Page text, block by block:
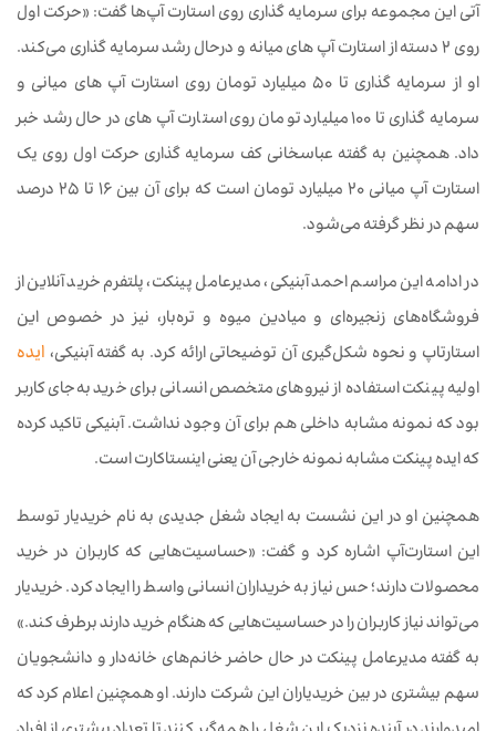
آتی این مجموعه برای سرمایه گذاری روی استارت آپ‌ها گفت: «حرکت اول
روی ۲ دسته از استارت ‌آپ های میانه و درحال رشد سرمایه گذاری می‌کند.
او از سرمایه گذاری تا ۵۰ میلیارد تومان روی استارت آپ های میانی و
سرمایه گذاری تا ۱۰۰ میلیارد تومان روی استارت آپ های در حال رشد خبر
داد. همچنین به گفته عباسخانی کف سرمایه گذاری حرکت اول روی یک
استارت آپ میانی ۲۰ میلیارد تومان است که برای آن بین ۱۶ تا ۲۵ درصد
سهم در نظر گرفته می‌شود.
در ادامه این مراسم احمد آبنیکی، مدیرعامل پینکت، پلتفرم خرید آنلاین از
فروشگاه‌های زنجیره‌ای و میادین میوه و تره‌بار، نیز در خصوص این
استارتاپ و نحوه شکل‌گیری آن توضیحاتی ارائه کرد. به گفته آبنیکی، ایده
اولیه پینکت استفاده از نیروهای متخصص انسانی برای خرید به‌جای کاربر
بود که نمونه مشابه داخلی هم برای آن وجود نداشت. آبنیکی تاکید کرده
که ایده پینکت مشابه نمونه خارجی آن یعنی اینستاکارت است.
همچنین او در این نشست به ایجاد شغل جدیدی به نام خریدیار توسط
این استار‌ت‌آپ اشاره کرد و گفت: «حساسیت‌هایی که کاربران در خرید
محصولات دارند؛ حس نیاز به خریداران انسانی واسط را ایجاد کرد. خریدیار
می‌تواند نیاز کاربران را در حساسیت‌هایی که هنگام خرید دارند برطرف کند.»
به گفته مدیرعامل پینکت در حال حاضر خانم‌های خانه‌دار و دانشجویان
سهم بیشتری در بین خریدیاران این شرکت دارند. او همچنین اعلام کرد که